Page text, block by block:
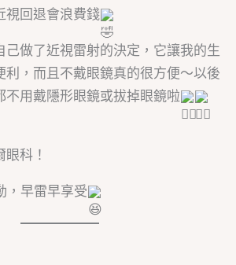
視回退會浪費錢
己做了近視雷射的決定，它讓我的生
利，而且不戴眼鏡真的很方便～以後
不用戴隱形眼鏡或拔掉眼鏡啦
科！
，早雷早享受